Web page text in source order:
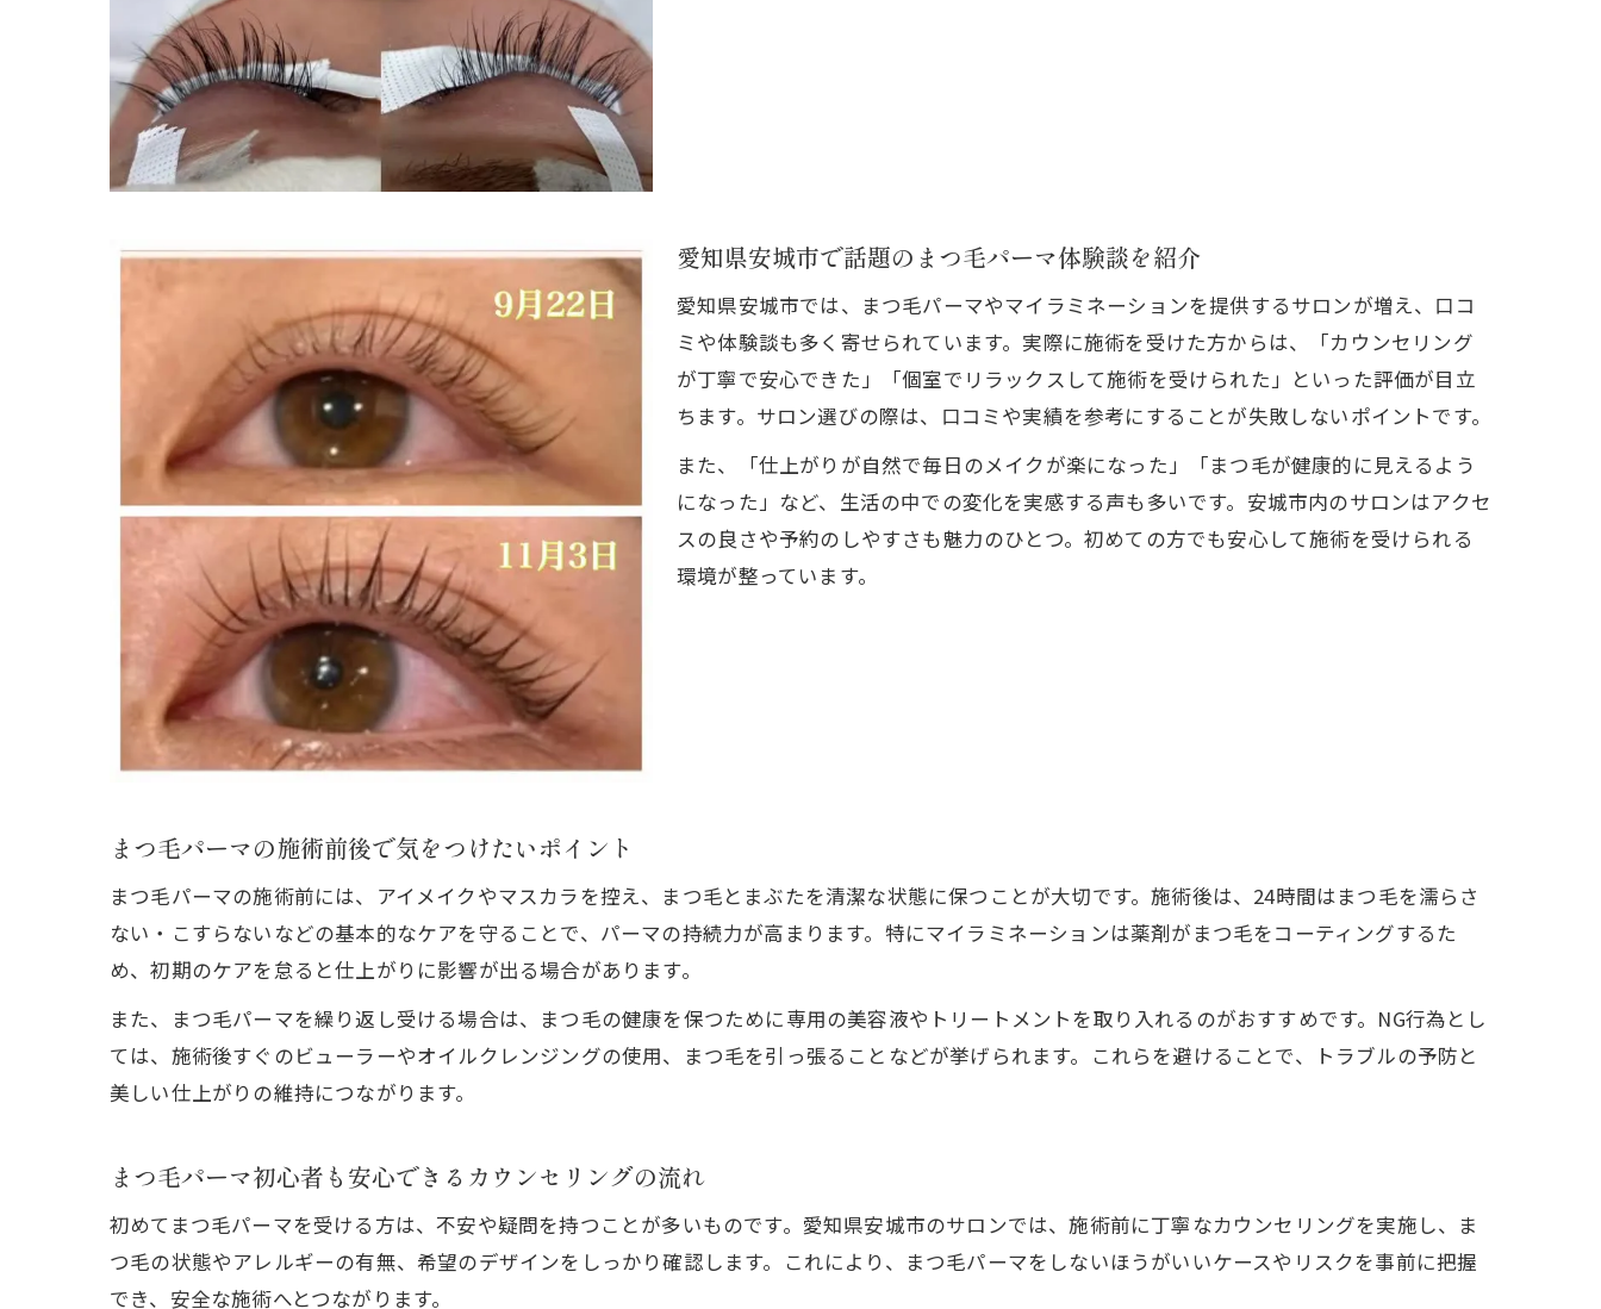
まつ毛パーマで絶対避けたいNG行為まとめ
施術後のまつ毛パーマでやりがちな失敗例
まつ毛パーマと相性の悪いケア方法をチェック
まつ毛パーマ後にトラブルを招く行動とは
安全なまつ毛パーマのために守るべきポイント
愛知県安城市で話題のまつ毛パーマ体験談を紹介
愛知県安城市では、まつ毛パーマやマイラミネーションを提供するサロンが増え、口コ
ミや体験談も多く寄せられています。実際に施術を受けた方からは、「カウンセリング
が丁寧で安心できた」「個室でリラックスして施術を受けられた」といった評価が目立
ちます。サロン選びの際は、口コミや実績を参考にすることが失敗しないポイントです。
また、「仕上がりが自然で毎日のメイクが楽になった」「まつ毛が健康的に見えるよう
になった」など、生活の中での変化を実感する声も多いです。安城市内のサロンはアクセ
スの良さや予約のしやすさも魅力のひとつ。初めての方でも安心して施術を受けられる
環境が整っています。
まつ毛パーマの施術前後で気をつけたいポイント
まつ毛パーマの施術前には、アイメイクやマスカラを控え、まつ毛とまぶたを清潔な状態に保つことが大切です。施術後は、24時間はまつ毛を濡らさ
ない・こすらないなどの基本的なケアを守ることで、パーマの持続力が高まります。特にマイラミネーションは薬剤がまつ毛をコーティングするた
め、初期のケアを怠ると仕上がりに影響が出る場合があります。
また、まつ毛パーマを繰り返し受ける場合は、まつ毛の健康を保つために専用の美容液やトリートメントを取り入れるのがおすすめです。NG行為とし
ては、施術後すぐのビューラーやオイルクレンジングの使用、まつ毛を引っ張ることなどが挙げられます。これらを避けることで、トラブルの予防と
美しい仕上がりの維持につながります。
まつ毛パーマ初心者も安心できるカウンセリングの流れ
初めてまつ毛パーマを受ける方は、不安や疑問を持つことが多いものです。愛知県安城市のサロンでは、施術前に丁寧なカウンセリングを実施し、ま
つ毛の状態やアレルギーの有無、希望のデザインをしっかり確認します。これにより、まつ毛パーマをしないほうがいいケースやリスクを事前に把握
でき、安全な施術へとつながります。